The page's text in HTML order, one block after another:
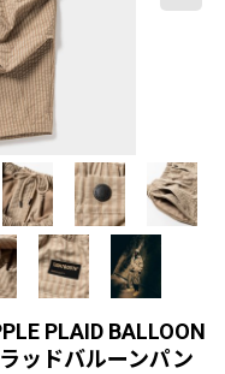
PLAID BALLOON
ッドバルーンパン